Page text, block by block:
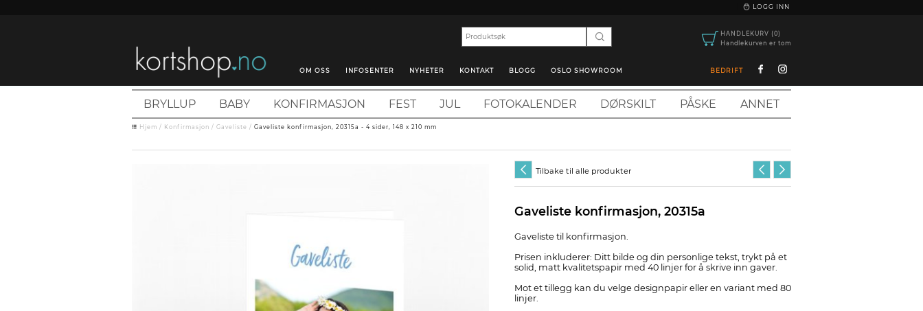
LOGG INN
HANDLEKURV (0)
Handlekurven er tom
OM OSS INFOSENTER NYHETER KONTAKT BLOGG OSLO SHOWROOM BEDRIFT
BRYLLUP BABY KONFIRMASJON FEST JUL FOTOKALENDER DØRSKILT PÅSKE ANNET
Hjem / Konfirmasjon / Gaveliste / Gaveliste konfirmasjon, 20315a - 4 sider, 148 x 210 mm
Tilbake til alle produkter
Gaveliste konfirmasjon, 20315a
Gaveliste til konfirmasjon.
Prisen inkluderer: Ditt bilde og din personlige tekst, trykt på et
solid, matt kvalitetspapir med 40 linjer for å skrive inn gaver.
Mot et tillegg kan du velge designpapir eller en variant med 80
linjer.